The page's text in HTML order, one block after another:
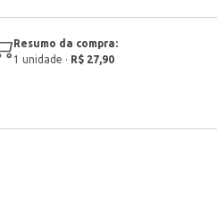
Resumo da compra:
1 unidade · R$ 27,90